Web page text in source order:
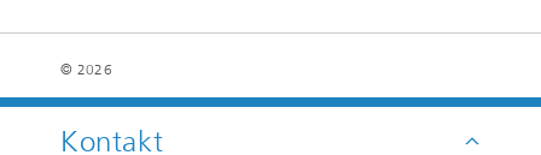
Kontakt
© 2026